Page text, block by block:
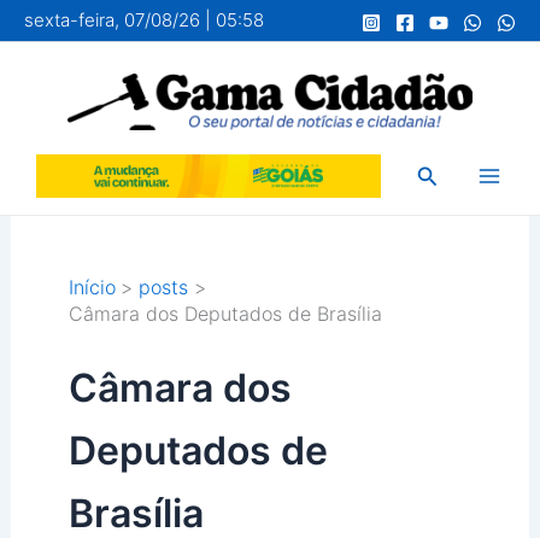
para
conteúdo
sexta-feira, 07/08/26 | 05:58
Pesquisar
Início
posts
Câmara dos Deputados de Brasília
Câmara dos
Deputados de
Brasília